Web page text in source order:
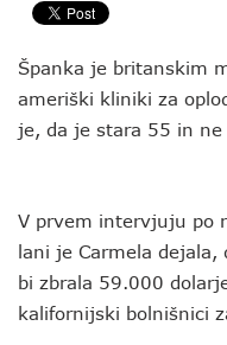
Španka je britanskim
ameriški kliniki za
je, da je stara 55 in
V prvem intervjuju po
lani je Carmela
bi zbrala 59.000
kalifornijski bolnišnici